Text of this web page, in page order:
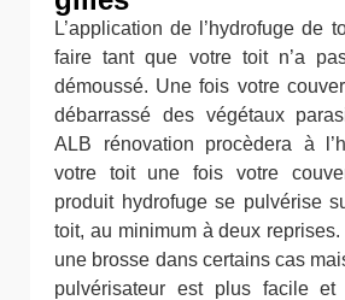
L’application de l’hydrofuge de
faire tant que votre toit n’a
démoussé. Une fois votre
débarrassé des végétaux
ALB rénovation procèdera à
votre toit une fois votre
produit hydrofuge se pulvérise
toit, au minimum à deux
une brosse dans certains cas
pulvérisateur est plus facile